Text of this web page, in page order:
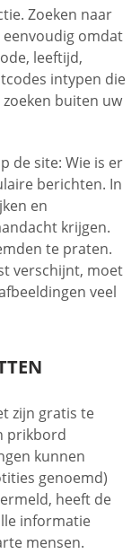
Zoeken naar
omdat
leeftijd,
intypen die
buiten uw
de site: Wie is er
berichten. In
en
krijgen.
te praten.
verschijnt, moet
veel
zijn gratis te
prikbord
kunnen
genoemd)
heeft de
informatie
mensen.